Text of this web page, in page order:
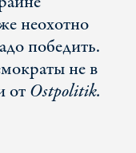
неохотно
победить.
не в
отOstpolitik.